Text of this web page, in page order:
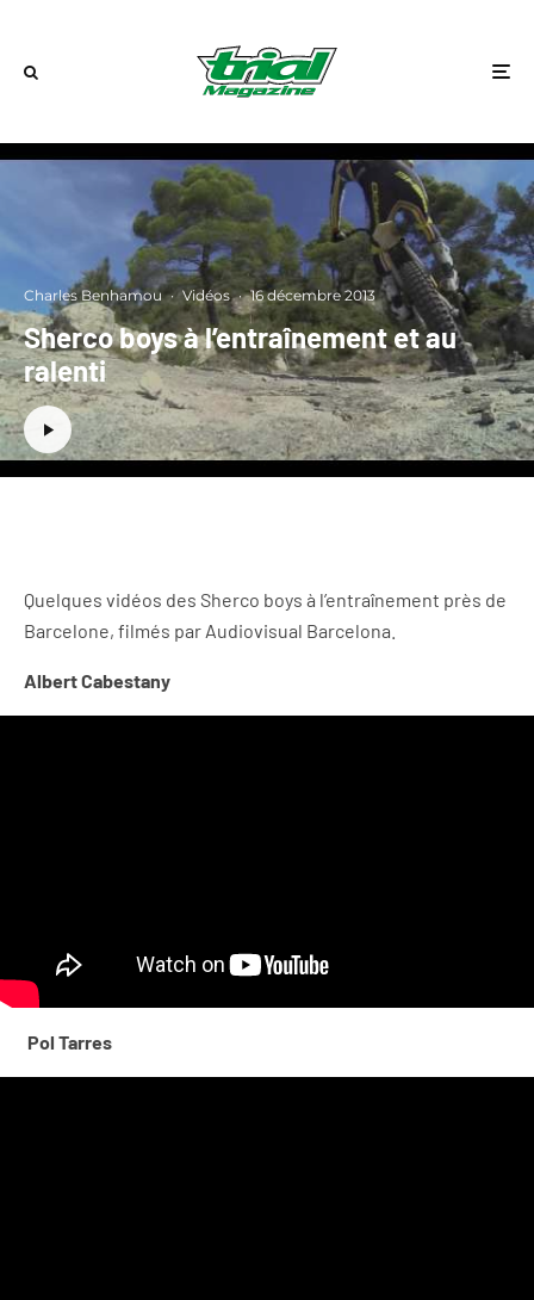
Charles Benhamou · Vidéos · 16 décembre 2013
Sherco boys à l’entraînement et au
ralenti
Quelques vidéos des Sherco boys à l’entraînement près de
Barcelone, filmés par Audiovisual Barcelona.
Albert Cabestany
Pol Tarres